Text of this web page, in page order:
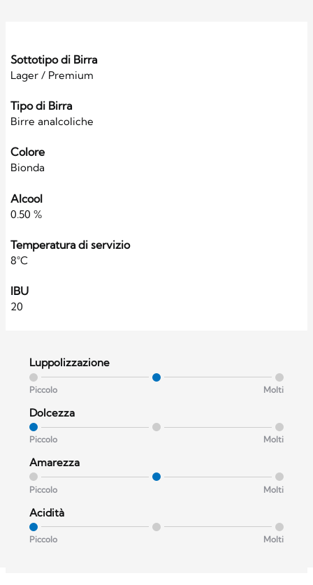
Sottotipo di Birra
Lager / Premium
Tipo di Birra
Birre analcoliche
Colore
Bionda
Alcool
0.50 %
Temperatura di servizio
8°C
IBU
20
Luppolizzazione
Piccolo Molti
Dolcezza
Piccolo Molti
Amarezza
Piccolo Molti
Acidità
Piccolo Molti